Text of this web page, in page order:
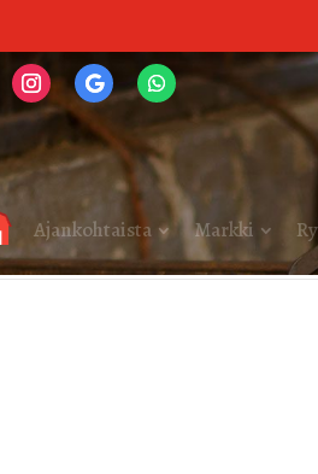
Ajankohtaista Markki